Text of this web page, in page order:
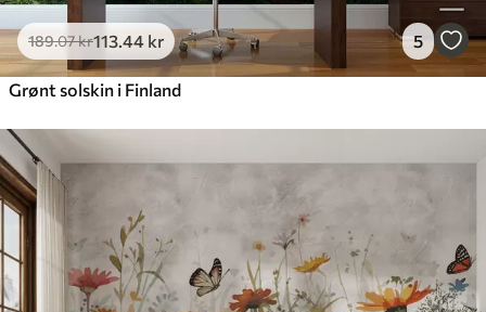
189.07kr113 .44 kr 5
Grønt solskin i Finland